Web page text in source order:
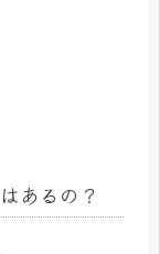
あるの？